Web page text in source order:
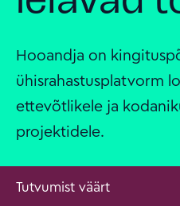
Hooandja on
ühisrahastusplatvorm
ettevõtlikele ja
projektidele.
Tutvumist väärt